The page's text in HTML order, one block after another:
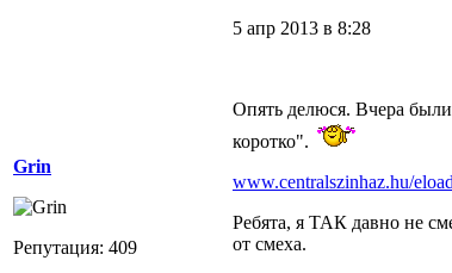
Grin
Репутация: 409
5 апр 2013 в 8:28
Опять делюся. Вчера были
коротко".
www.centralszinhaz.hu/
Ребята, я ТАК давно не
от смеха.